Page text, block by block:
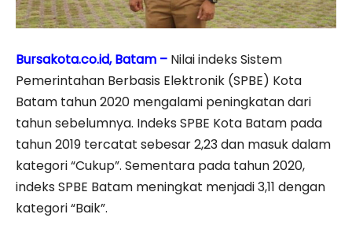
Bursakota.co.id, Batam – Nilai indeks Sistem
Pemerintahan Berbasis Elektronik (SPBE) Kota
Batam tahun 2020 mengalami peningkatan dari
tahun sebelumnya. Indeks SPBE Kota Batam pada
tahun 2019 tercatat sebesar 2,23 dan masuk dalam
kategori “Cukup”. Sementara pada tahun 2020,
indeks SPBE Batam meningkat menjadi 3,11 dengan
kategori “Baik”.